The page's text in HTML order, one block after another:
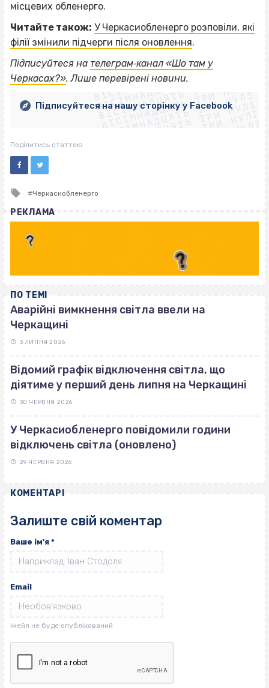
місцевих обленерго.
Читайте також: У Черкасиобленерго розповіли, які
філії змінили підчерги після оновлення.
Підписуйтеся на телеграм‐канал «Шо там у
Черкасах?». Лише перевірені новини.
ВІСІМНАДЦЯТЬ ТРИ НУЛІ
ВІСІМНАДЦЯТЬ ТРИ НУЛІ
ВІСІМНАДЦЯТЬ ТРИ НУЛІ
ВІСІМНАДЦЯТЬ ТРИ НУЛІ
ВІСІМНАДЦЯТЬ ТРИ НУЛІ
ВІСІМНАДЦЯТЬ ТРИ НУЛІ
ВІСІМНАДЦЯТЬ ТРИ НУЛІ
ВІСІМНАДЦЯТЬ ТРИ НУЛІ
Підписуйтеся на нашу сторінку у Facebook
Поділитись статтею
Tagged
Черкасиобленерго
РЕКЛАМА
ПО ТЕМІ
Аварійні вимкнення світла ввели на
Черкащині
3 ЛИПНЯ 2026
Відомий графік відключення світла, що
діятиме у перший день липня на Черкащині
30 ЧЕРВНЯ 2026
У Черкасиобленерго повідомили години
відключень світла (оновлено)
29 ЧЕРВНЯ 2026
КОМЕНТАРІ
Залиште свій коментар
Ваше ім'я *
Email